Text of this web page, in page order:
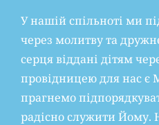
У нашій спільноті ми
через молитву та
серця віддані дітям
провідницею для нас є
прагнемо
радісно служити